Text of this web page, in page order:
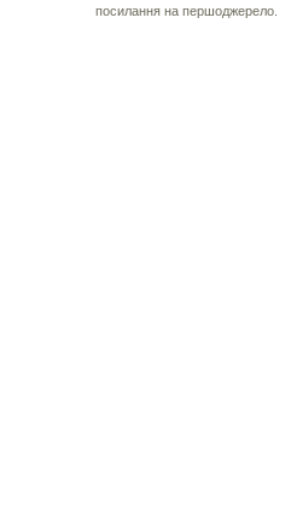
посилання на першоджерело.